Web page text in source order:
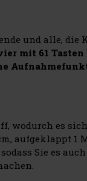
und alle, die
mit 61 Tasten
wodurch es
aufgeklappt 1
Sie es